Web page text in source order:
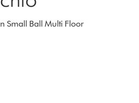
Small Ball Multi Floor